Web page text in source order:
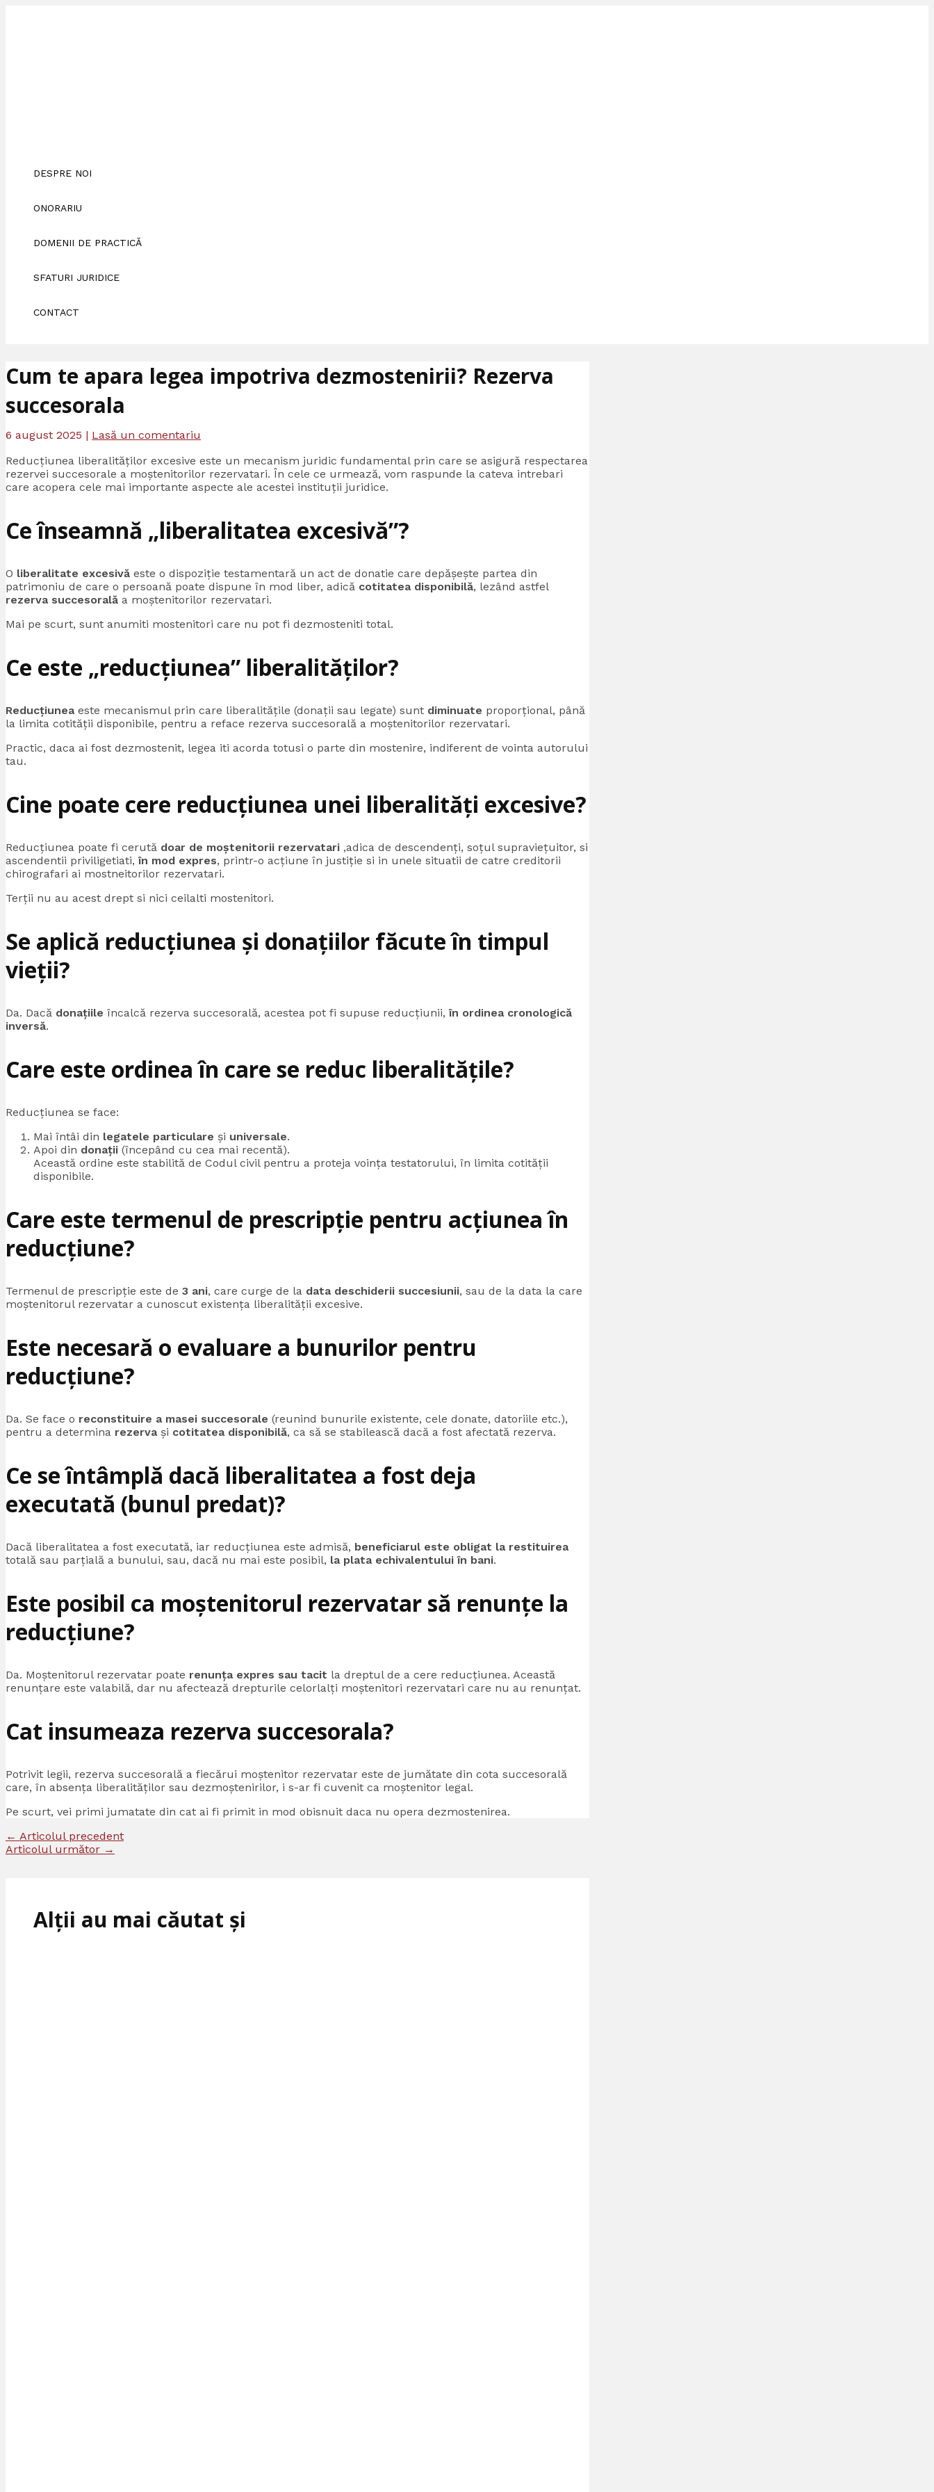
DESPRE NOI
ONORARIU
DOMENII DE PRACTICĂ
SFATURI JURIDICE
CONTACT
Cum te apara legea impotriva dezmostenirii? Rezerva
succesorala
6 august 2025 | Lasă un comentariu
Reducțiunea liberalităților excesive este un mecanism juridic fundamental prin care se asigură respectarea
rezervei succesorale a moștenitorilor rezervatari. În cele ce urmează, vom raspunde la cateva intrebari
care acopera cele mai importante aspecte ale acestei instituții juridice.
Ce înseamnă „liberalitatea excesivă”?
O liberalitate excesivă este o dispoziție testamentară un act de donatie care depășește partea din
patrimoniu de care o persoană poate dispune în mod liber, adică cotitatea disponibilă, lezând astfel
rezerva succesorală a moștenitorilor rezervatari.
Mai pe scurt, sunt anumiti mostenitori care nu pot fi dezmosteniti total.
Ce este „reducțiunea” liberalităților?
Reducțiuneaeste mecanismul prin care liberalitățile (donații sau legate) sunt diminuate proporțional, până
la limita cotității disponibile, pentru a reface rezerva succesorală a moștenitorilor rezervatari.
Practic, daca ai fost dezmostenit, legea iti acorda totusi o parte din mostenire, indiferent de vointa autorului
tau.
Cine poate cere reducțiunea unei liberalități excesive?
Reducțiunea poate fi cerută doar de moștenitorii rezervatari ,adica de descendenți, soțul supraviețuitor, si
ascendentii priviligetiati,în mod expres, printr-o acțiune în justiție si in unele situatii de catre creditorii
chirografari ai mostneitorilor rezervatari.
Terții nu au acest drept si nici ceilalti mostenitori.
Se aplică reducțiunea și donațiilor făcute în timpul
vieții?
Da. Dacă donațiile încalcă rezerva succesorală, acestea pot fi supuse reducțiunii,în ordinea cronologică
inversă.
Care este ordinea în care se reduc liberalitățile?
Reducțiunea se face:
Mai întâi din legatele particulare și universale.
Apoi din donații (începând cu cea mai recentă).
Această ordine este stabilită de Codul civil pentru a proteja voința testatorului, în limita cotității
disponibile.
Care este termenul de prescripție pentru acțiunea în
reducțiune?
Termenul de prescripție este de 3 ani, care curge de la data deschiderii succesiunii, sau de la data la care
moștenitorul rezervatar a cunoscut existența liberalității excesive.
Este necesară o evaluare a bunurilor pentru
reducțiune?
Da. Se face o reconstituire a masei succesorale (reunind bunurile existente, cele donate, datoriile etc.),
pentru a determina rezervași cotitatea disponibilă, ca să se stabilească dacă a fost afectată rezerva.
Ce se întâmplă dacă liberalitatea a fost deja
executată (bunul predat)?
Dacă liberalitatea a fost executată, iar reducțiunea este admisă, beneficiarul este obligat la restituirea
totală sau parțială a bunului, sau, dacă nu mai este posibil, la plata echivalentului în bani.
Este posibil ca moștenitorul rezervatar să renunțe la
reducțiune?
Da. Moștenitorul rezervatar poate renunța expres sau tacit la dreptul de a cere reducțiunea. Această
renunțare este valabilă, dar nu afectează drepturile celorlalți moștenitori rezervatari care nu au renunțat.
Cat insumeaza rezerva succesorala?
Potrivit legii, rezerva succesorală a fiecărui moştenitor rezervatar este de jumătate din cota succesorală
care, în absenţa liberalităţilor sau dezmoştenirilor, i s-ar fi cuvenit ca moştenitor legal.
Pe scurt, vei primi jumatate din cat ai fi primit in mod obisnuit daca nu opera dezmostenirea.
← Articolul precedent
Articolul următor →
Alții au mai căutat și